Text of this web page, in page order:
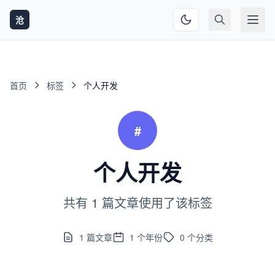
沧
首页 标签 个人开发
#
个人开发
共有 1 篇文章使用了该标签
1 篇文章 1 个年份 0 个分类